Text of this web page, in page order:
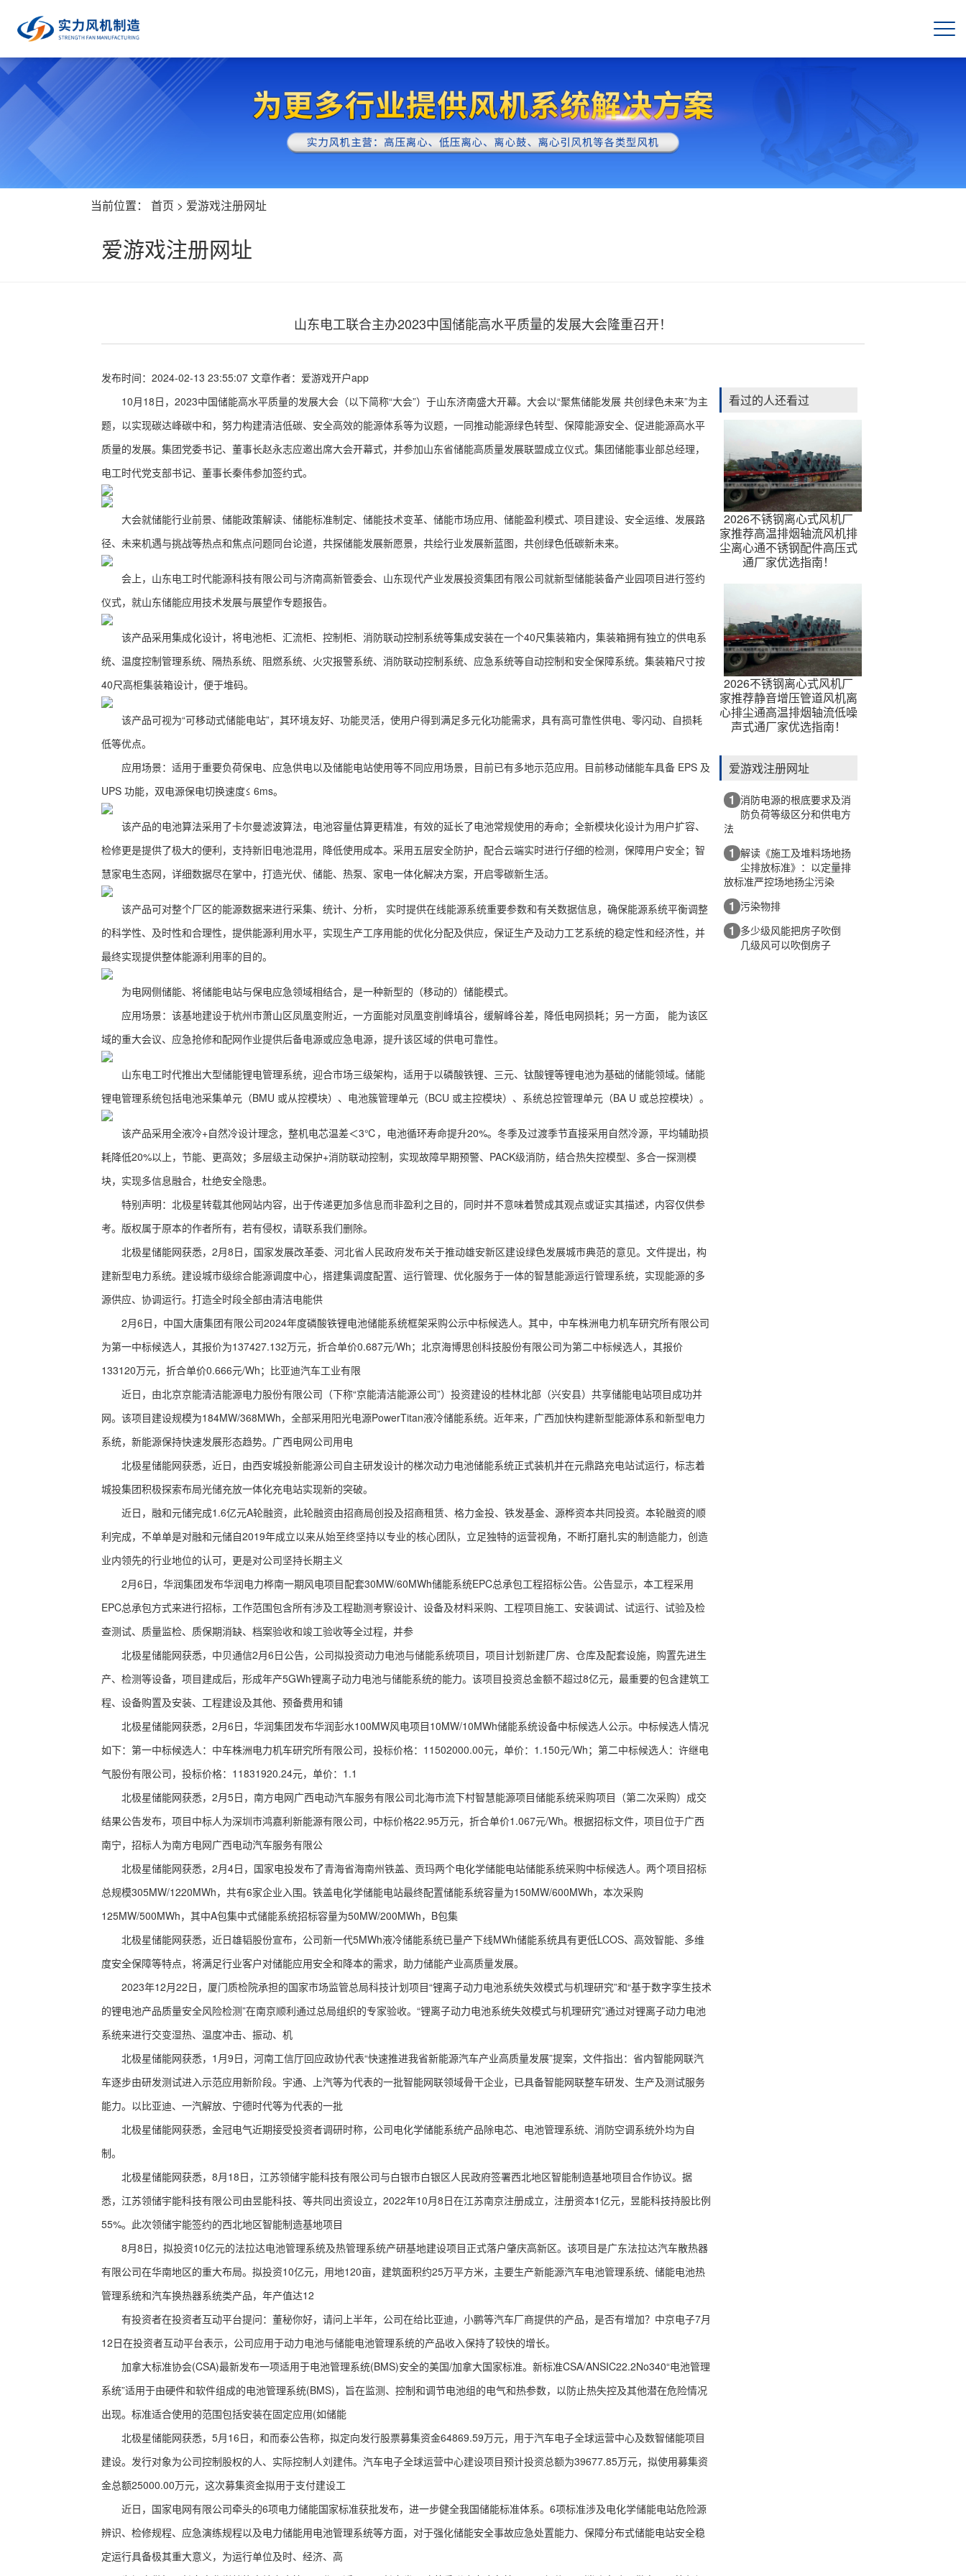
当前位置： 首页 > 爱游戏注册网址
爱游戏注册网址
山东电工联合主办2023中国储能高水平质量的发展大会隆重召开！
发布时间：2024-02-13 23:55:07 文章作者： 爱游戏开户app
10月18日，2023中国储能高水平质量的发展大会（以下简称“大会”）于山东济南盛大开幕。大会以“聚焦储能发展 共创绿色未来”为主
题，以实现碳达峰碳中和，努力构建清洁低碳、安全高效的能源体系等为议题，一同推动能源绿色转型、保障能源安全、促进能源高水平
质量的发展。集团党委书记、董事长赵永志应邀出席大会开幕式，并参加山东省储能高质量发展联盟成立仪式。集团储能事业部总经理，
电工时代党支部书记、董事长秦伟参加签约式。
大会就储能行业前景、储能政策解读、储能标准制定、储能技术变革、储能市场应用、储能盈利模式、项目建设、安全运维、发展路
径、未来机遇与挑战等热点和焦点问题同台论道，共探储能发展新愿景，共绘行业发展新蓝图，共创绿色低碳新未来。
会上，山东电工时代能源科技有限公司与济南高新管委会、山东现代产业发展投资集团有限公司就新型储能装备产业园项目进行签约
仪式，就山东储能应用技术发展与展望作专题报告。
该产品采用集成化设计，将电池柜、汇流柜、控制柜、消防联动控制系统等集成安装在一个40尺集装箱内，集装箱拥有独立的供电系
统、温度控制管理系统、隔热系统、阻燃系统、火灾报警系统、消防联动控制系统、应急系统等自动控制和安全保障系统。集装箱尺寸按
40尺高柜集装箱设计，便于堆码。
该产品可视为“可移动式储能电站”，其环境友好、功能灵活，使用户得到满足多元化功能需求，具有高可靠性供电、零闪动、自损耗
低等优点。
应用场景：适用于重要负荷保电、应急供电以及储能电站使用等不同应用场景，目前已有多地示范应用。目前移动储能车具备 EPS 及
UPS 功能，双电源保电切换速度≤ 6ms。
该产品的电池算法采用了卡尔曼滤波算法，电池容量估算更精准，有效的延长了电池常规使用的寿命；全新模块化设计为用户扩容、
检修更是提供了极大的便利，支持新旧电池混用，降低使用成本。采用五层安全防护，配合云端实时进行仔细的检测，保障用户安全；智
慧家电生态网，详细数据尽在掌中，打造光伏、储能、热泵、家电一体化解决方案，开启零碳新生活。
该产品可对整个厂区的能源数据来进行采集、统计、分析， 实时提供在线能源系统重要参数和有关数据信息，确保能源系统平衡调整
的科学性、及时性和合理性，提供能源利用水平，实现生产工序用能的优化分配及供应，保证生产及动力工艺系统的稳定性和经济性，并
最终实现提供整体能源利用率的目的。
为电网侧储能、将储能电站与保电应急领域相结合，是一种新型的（移动的）储能模式。
应用场景：该基地建设于杭州市萧山区凤凰变附近，一方面能对凤凰变削峰填谷，缓解峰谷差，降低电网损耗；另一方面， 能为该区
域的重大会议、应急抢修和配网作业提供后备电源或应急电源，提升该区域的供电可靠性。
山东电工时代推出大型储能锂电管理系统，迎合市场三级架构，适用于以磷酸铁锂、三元、钛酸锂等锂电池为基础的储能领域。储能
锂电管理系统包括电池采集单元（BMU 或从控模块）、电池簇管理单元（BCU 或主控模块）、系统总控管理单元（BA U 或总控模块）。
该产品采用全液冷+自然冷设计理念，整机电芯温差＜3℃，电池循环寿命提升20%。冬季及过渡季节直接采用自然冷源，平均辅助损
耗降低20%以上，节能、更高效；多层级主动保护+消防联动控制，实现故障早期预警、PACK级消防，结合热失控模型、多合一探测模
块，实现多信息融合，杜绝安全隐患。
特别声明：北极星转载其他网站内容，出于传递更加多信息而非盈利之目的，同时并不意味着赞成其观点或证实其描述，内容仅供参
考。版权属于原本的作者所有，若有侵权，请联系我们删除。
北极星储能网获悉，2月8日，国家发展改革委、河北省人民政府发布关于推动雄安新区建设绿色发展城市典范的意见。文件提出，构
建新型电力系统。建设城市级综合能源调度中心，搭建集调度配置、运行管理、优化服务于一体的智慧能源运行管理系统，实现能源的多
源供应、协调运行。打造全时段全部由清洁电能供
2月6日，中国大唐集团有限公司2024年度磷酸铁锂电池储能系统框架采购公示中标候选人。其中，中车株洲电力机车研究所有限公司
为第一中标候选人，其报价为137427.132万元，折合单价0.687元/Wh；北京海博思创科技股份有限公司为第二中标候选人，其报价
133120万元，折合单价0.666元/Wh；比亚迪汽车工业有限
近日，由北京京能清洁能源电力股份有限公司（下称“京能清洁能源公司”）投资建设的桂林北部（兴安县）共享储能电站项目成功并
网。该项目建设规模为184MW/368MWh，全部采用阳光电源PowerTitan液冷储能系统。近年来，广西加快构建新型能源体系和新型电力
系统，新能源保持快速发展形态趋势。广西电网公司用电
北极星储能网获悉，近日，由西安城投新能源公司自主研发设计的梯次动力电池储能系统正式装机并在元鼎路充电站试运行，标志着
城投集团积极探索布局光储充放一体化充电站实现新的突破。
近日，融和元储完成1.6亿元A轮融资，此轮融资由招商局创投及招商租赁、格力金投、铁发基金、源桦资本共同投资。本轮融资的顺
利完成，不单单是对融和元储自2019年成立以来从始至终坚持以专业的核心团队，立足独特的运营视角，不断打磨扎实的制造能力，创造
业内领先的行业地位的认可，更是对公司坚持长期主义
2月6日，华润集团发布华润电力桦南一期风电项目配套30MW/60MWh储能系统EPC总承包工程招标公告。公告显示，本工程采用
EPC总承包方式来进行招标，工作范围包含所有涉及工程勘测考察设计、设备及材料采购、工程项目施工、安装调试、试运行、试验及检
查测试、质量监检、质保期消缺、档案验收和竣工验收等全过程，并参
北极星储能网获悉，中贝通信2月6日公告，公司拟投资动力电池与储能系统项目，项目计划新建厂房、仓库及配套设施，购置先进生
产、检测等设备，项目建成后，形成年产5GWh锂离子动力电池与储能系统的能力。该项目投资总金额不超过8亿元，最重要的包含建筑工
程、设备购置及安装、工程建设及其他、预备费用和铺
北极星储能网获悉，2月6日，华润集团发布华润彭水100MW风电项目10MW/10MWh储能系统设备中标候选人公示。中标候选人情况
如下：第一中标候选人：中车株洲电力机车研究所有限公司，投标价格：11502000.00元，单价：1.150元/Wh；第二中标候选人：许继电
气股份有限公司，投标价格：11831920.24元，单价：1.1
北极星储能网获悉，2月5日，南方电网广西电动汽车服务有限公司北海市流下村智慧能源项目储能系统采购项目（第二次采购）成交
结果公告发布，项目中标人为深圳市鸿嘉利新能源有限公司，中标价格22.95万元，折合单价1.067元/Wh。根据招标文件，项目位于广西
南宁，招标人为南方电网广西电动汽车服务有限公
北极星储能网获悉，2月4日，国家电投发布了青海省海南州铁盖、贡玛两个电化学储能电站储能系统采购中标候选人。两个项目招标
总规模305MW/1220MWh，共有6家企业入围。铁盖电化学储能电站最终配置储能系统容量为150MW/600MWh，本次采购
125MW/500MWh，其中A包集中式储能系统招标容量为50MW/200MWh，B包集
北极星储能网获悉，近日雄韬股份宣布，公司新一代5MWh液冷储能系统已量产下线MWh储能系统具有更低LCOS、高效智能、多维
度安全保障等特点，将满足行业客户对储能应用安全和降本的需求，助力储能产业高质量发展。
2023年12月22日，厦门质检院承担的国家市场监管总局科技计划项目“锂离子动力电池系统失效模式与机理研究”和“基于数字孪生技术
的锂电池产品质量安全风险检测”在南京顺利通过总局组织的专家验收。“锂离子动力电池系统失效模式与机理研究”通过对锂离子动力电池
系统来进行交变湿热、温度冲击、振动、机
北极星储能网获悉，1月9日，河南工信厅回应政协代表“快速推进我省新能源汽车产业高质量发展”提案，文件指出：省内智能网联汽
车逐步由研发测试进入示范应用新阶段。宇通、上汽等为代表的一批智能网联领域骨干企业，已具备智能网联整车研发、生产及测试服务
能力。以比亚迪、一汽解放、宁德时代等为代表的一批
北极星储能网获悉，金冠电气近期接受投资者调研时称，公司电化学储能系统产品除电芯、电池管理系统、消防空调系统外均为自
制。
北极星储能网获悉，8月18日，江苏领储宇能科技有限公司与白银市白银区人民政府签署西北地区智能制造基地项目合作协议。据
悉，江苏领储宇能科技有限公司由昱能科技、等共同出资设立，2022年10月8日在江苏南京注册成立，注册资本1亿元，昱能科技持股比例
55%。此次领储宇能签约的西北地区智能制造基地项目
8月8日，拟投资10亿元的法拉达电池管理系统及热管理系统产研基地建设项目正式落户肇庆高新区。该项目是广东法拉达汽车散热器
有限公司在华南地区的重大布局。拟投资10亿元，用地120亩，建筑面积约25万平方米，主要生产新能源汽车电池管理系统、储能电池热
管理系统和汽车换热器系统类产品，年产值达12
有投资者在投资者互动平台提问：董秘你好，请问上半年，公司在给比亚迪，小鹏等汽车厂商提供的产品，是否有增加？中京电子7月
12日在投资者互动平台表示，公司应用于动力电池与储能电池管理系统的产品收入保持了较快的增长。
加拿大标准协会(CSA)最新发布一项适用于电池管理系统(BMS)安全的美国/加拿大国家标准。新标准CSA/ANSIC22.2No340“电池管理
系统”适用于由硬件和软件组成的电池管理系统(BMS)，旨在监测、控制和调节电池组的电气和热参数，以防止热失控及其他潜在危险情况
出现。标准适合使用的范围包括安装在固定应用(如储能
北极星储能网获悉，5月16日，和而泰公告称，拟定向发行股票募集资金64869.59万元，用于汽车电子全球运营中心及数智储能项目
建设。发行对象为公司控制股权的人、实际控制人刘建伟。汽车电子全球运营中心建设项目预计投资总额为39677.85万元，拟使用募集资
金总额25000.00万元，这次募集资金拟用于支付建设工
近日，国家电网有限公司牵头的6项电力储能国家标准获批发布，进一步健全我国储能标准体系。6项标准涉及电化学储能电站危险源
辨识、检修规程、应急演练规程以及电力储能用电池管理系统等方面，对于强化储能安全事故应急处置能力、保障分布式储能电站安全稳
定运行具备极其重大意义，为运行单位及时、经济、高
看过的人还看过
2026不锈钢离心式风机厂
家推荐高温排烟轴流风机排
尘离心通不锈钢配件高压式
通厂家优选指南！
2026不锈钢离心式风机厂
家推荐静音增压管道风机离
心排尘通高温排烟轴流低噪
声式通厂家优选指南！
爱游戏注册网址
1 消防电源的根底要求及消
防负荷等级区分和供电方
法
1 解读《施工及堆料场地扬
尘排放标准》：以定量排
放标准严控场地扬尘污染
1 污染物排
1 多少级风能把房子吹倒
几级风可以吹倒房子